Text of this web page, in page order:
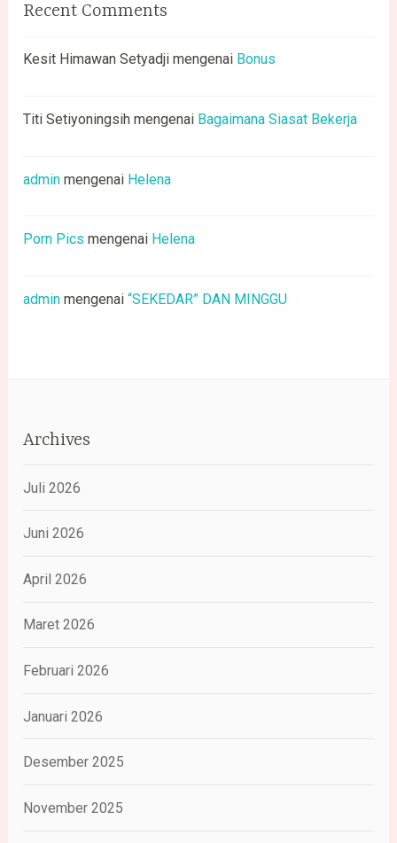
Recent Comments
Kesit Himawan Setyadji mengenai Bonus
Titi Setiyoningsih mengenai Bagaimana Siasat Bekerja
admin mengenai Helena
Porn Pics mengenai Helena
admin mengenai“SEKEDAR” DAN MINGGU
Archives
Juli 2026
Juni 2026
April 2026
Maret 2026
Februari 2026
Januari 2026
Desember 2025
November 2025